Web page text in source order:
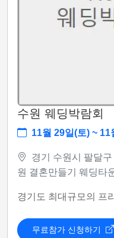
수원 웨딩박람회
11월 29일(토) ~ 11
경기 수원시 팔달
원 결혼만들기 웨딩타
경기도 최대규모의 프
무료참가 신청하기